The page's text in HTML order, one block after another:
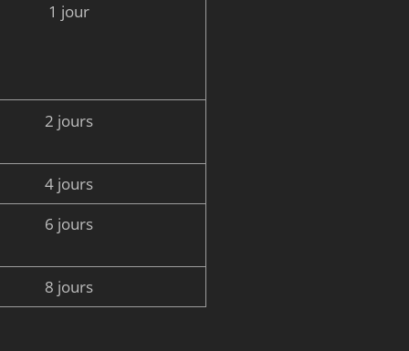
1 jour
2 jours
4 jours
6 jours
8 jours